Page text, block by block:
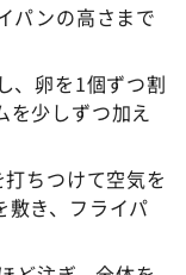
パンの高さまで
、卵を1個ずつ割
を少しずつ加え
ちつけて空気を
敷き、フライパ